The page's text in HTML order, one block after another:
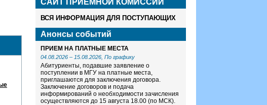
САЙТ ПРИЁМНОЙ КОМИСCИИ
ВСЯ ИНФОРМАЦИЯ ДЛЯ ПОСТУПАЮЩИХ
Анонсы событий
ПРИЕМ НА ПЛАТНЫЕ МЕСТА
04.08.2026 – 15.08.2026 , По графику
Абитуриенты, подавшие заявление о
поступлении в МГУ на платные места,
приглашаются для заключения договора.
Заключение договоров и подача
информирований о необходимости зачисления
осуществляются до 15 августа 18.00 (по МСК).